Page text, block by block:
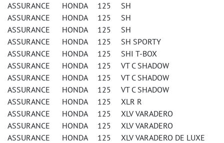
ASSURANCE HONDA 125 SH
ASSURANCE HONDA 125 SH
ASSURANCE HONDA 125 SH
ASSURANCE HONDA 125 SH SPORTY
ASSURANCE HONDA 125 SHI T-BOX
ASSURANCE HONDA 125 VT C SHADOW
ASSURANCE HONDA 125 VT C SHADOW
ASSURANCE HONDA 125 VT C SHADOW
ASSURANCE HONDA 125 XLR R
ASSURANCE HONDA 125 XLV VARADERO
ASSURANCE HONDA 125 XLV VARADERO
ASSURANCE HONDA 125 XLV VARADERO DE LUXE